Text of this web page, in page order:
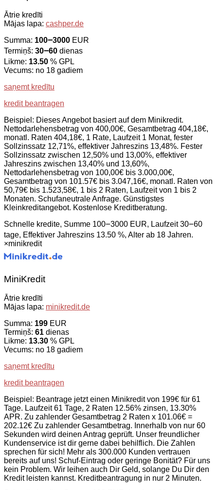
Ātrie kredīti
Mājas lapa: cashper.de
Summa: 100౼3000 EUR
Termiņš: 30౼60 dienas
Likme: 13.50 % GPL
Vecums: no 18 gadiem
saņemt kredītu
kredit beantragen
Beispiel: Dieses Angebot basiert auf dem Minikredit.
Nettodarlehensbetrag von 400,00€, Gesamtbetrag 404,18€,
monatl. Raten 404,18€, 1 Rate, Laufzeit 1 Monat, fester
Sollzinssatz 12,71%, effektiver Jahreszins 13,48%. Fester
Sollzinssatz zwischen 12,50% und 13,00%, effektiver
Jahreszins zwischen 13,40% und 13,60%,
Nettodarlehensbetrag von 100,00€ bis 3.000,00€,
Gesamtbetrag von 101.57€ bis 3.047,16€, monatl. Raten von
50,79€ bis 1.523,58€, 1 bis 2 Raten, Laufzeit von 1 bis 2
Monaten. Schufaneutrale Anfrage. Günstigstes
Kleinkreditangebot. Kostenlose Kreditberatung.
Schnelle kredite, Summe 100౼3000 EUR, Laufzeit 30౼60
tage, Effektiver Jahreszins 13.50 %, Alter ab 18 Jahren.
×minikredit
MiniKredit
Ātrie kredīti
Mājas lapa: minikredit.de
Summa: 199 EUR
Termiņš: 61 dienas
Likme: 13.30 % GPL
Vecums: no 18 gadiem
saņemt kredītu
kredit beantragen
Beispiel: Beantrage jetzt einen Minikredit von 199€ für 61
Tage. Laufzeit 61 Tage, 2 Raten 12.56% zinsen, 13.30%
APR. Zu zahlender Gesamtbetrag 2 Raten x 101.06€ =
202.12€ Zu zahlender Gesamtbetrag. Innerhalb von nur 60
Sekunden wird deinen Antrag geprüft. Unser freundlicher
Kundenservice ist dir gerne dabei behilflich. Die Zahlen
sprechen für sich! Mehr als 300.000 Kunden vertrauen
bereits auf uns! Schuf-Eintrag oder geringe Bonität? Für uns
kein Problem. Wir leihen auch Dir Geld, solange Du Dir den
Kredit leisten kannst. Kreditbeantragung in nur 2 Minuten.